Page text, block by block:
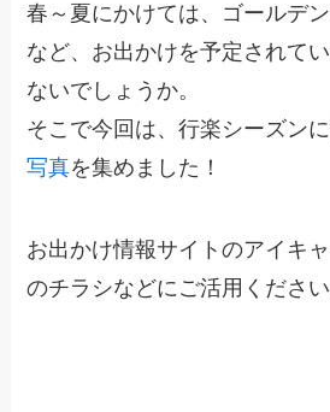
春～夏にかけては、ゴールデ
など、お出かけを予定されて
ないでしょうか。
そこで今回は、行楽シーズン
写真を集めました！
お出かけ情報サイトのアイキ
のチラシなどにご活用ください